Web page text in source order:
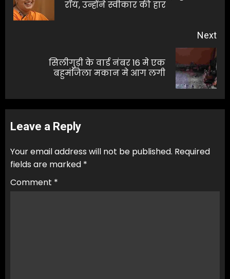
रॉय, उन्होंने स्वीकार की हार
Next
सिलीगुड़ी के वार्ड नंबर 16 मे एक
बहुमंजिला मकान मे आग लगी
Leave a Reply
Your email address will not be published. Required
fields are marked *
Comment *